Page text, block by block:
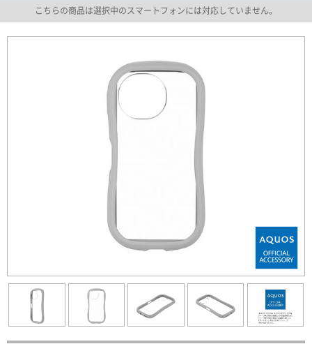
こちらの商品は選択中のスマートフォンには対応していません。